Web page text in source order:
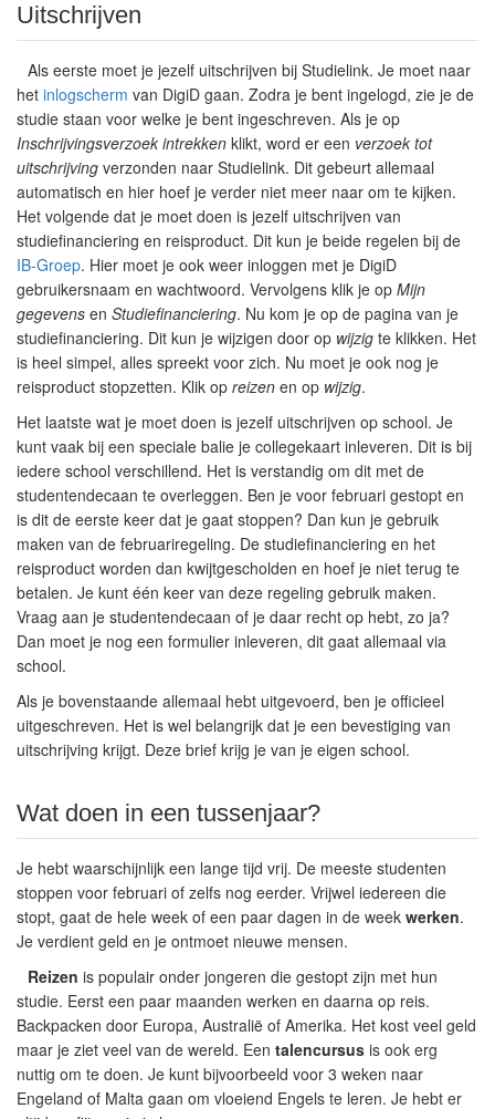
Uitschrijven
Als eerste moet je jezelf uitschrijven bij Studielink. Je moet naar
het inlogscherm van DigiD gaan. Zodra je bent ingelogd, zie je de
studie staan voor welke je bent ingeschreven. Als je op
Inschrijvingsverzoek intrekken klikt, word er een verzoek tot
uitschrijving verzonden naar Studielink. Dit gebeurt allemaal
automatisch en hier hoef je verder niet meer naar om te kijken.
Het volgende dat je moet doen is jezelf uitschrijven van
studiefinanciering en reisproduct. Dit kun je beide regelen bij de
IB-Groep. Hier moet je ook weer inloggen met je DigiD
gebruikersnaam en wachtwoord. Vervolgens klik je op Mijn
gegevens en Studiefinanciering. Nu kom je op de pagina van je
studiefinanciering. Dit kun je wijzigen door op wijzig te klikken. Het
is heel simpel, alles spreekt voor zich. Nu moet je ook nog je
reisproduct stopzetten. Klik op reizen en op wijzig.
Het laatste wat je moet doen is jezelf uitschrijven op school. Je
kunt vaak bij een speciale balie je collegekaart inleveren. Dit is bij
iedere school verschillend. Het is verstandig om dit met de
studentendecaan te overleggen. Ben je voor februari gestopt en
is dit de eerste keer dat je gaat stoppen? Dan kun je gebruik
maken van de februariregeling. De studiefinanciering en het
reisproduct worden dan kwijtgescholden en hoef je niet terug te
betalen. Je kunt één keer van deze regeling gebruik maken.
Vraag aan je studentendecaan of je daar recht op hebt, zo ja?
Dan moet je nog een formulier inleveren, dit gaat allemaal via
school.
Als je bovenstaande allemaal hebt uitgevoerd, ben je officieel
uitgeschreven. Het is wel belangrijk dat je een bevestiging van
uitschrijving krijgt. Deze brief krijg je van je eigen school.
Wat doen in een tussenjaar?
Je hebt waarschijnlijk een lange tijd vrij. De meeste studenten
stoppen voor februari of zelfs nog eerder. Vrijwel iedereen die
stopt, gaat de hele week of een paar dagen in de week werken.
Je verdient geld en je ontmoet nieuwe mensen.
Reizen is populair onder jongeren die gestopt zijn met hun
studie. Eerst een paar maanden werken en daarna op reis.
Backpacken door Europa, Australië of Amerika. Het kost veel geld
maar je ziet veel van de wereld. Een talencursus is ook erg
nuttig om te doen. Je kunt bijvoorbeeld voor 3 weken naar
Engeland of Malta gaan om vloeiend Engels te leren. Je hebt er